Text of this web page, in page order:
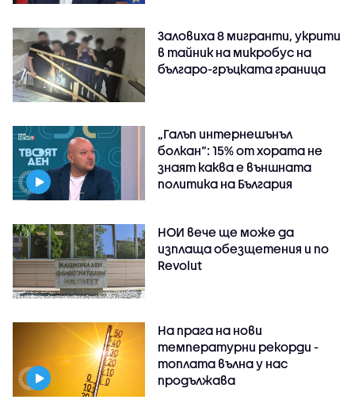
Заловиха 8 мигранти, укрити
в тайник на микробус на
българо-гръцката граница
„Галъп интернешънъл
болкан“: 15% от хората не
знаят каква е външната
политика на България
НОИ вече ще може да
изплаща обезщетения и по
Revolut
На прага на нови
температурни рекорди -
топлата вълна у нас
продължава